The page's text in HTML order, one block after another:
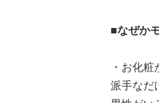
■なぜか
・お化
派手なだ